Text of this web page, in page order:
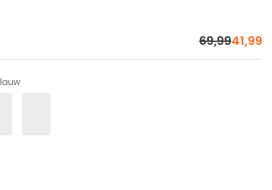
69,9941,99